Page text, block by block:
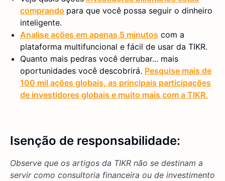
comprando para que você possa seguir o dinheiro
inteligente.
Analise ações em apenas 5 minutos com a
plataforma multifuncional e fácil de usar da TIKR.
Quanto mais pedras você derrubar... mais
oportunidades você descobrirá. Pesquise mais de
100 mil ações globais, as principais participações
de investidores globais e muito mais com a TIKR.
Isenção de responsabilidade:
Observe que os artigos da TIKR não se destinam a
servir como consultoria financeira ou de investimento